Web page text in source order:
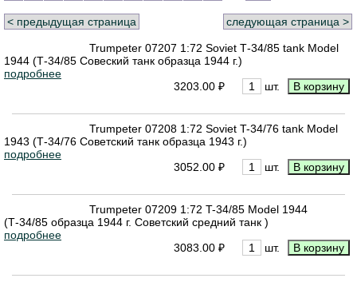
< предыдущая страница следующая страница >
Trumpeter 07207 1:72 Soviet Т-34/85 tank Model
1944 (Т-34/85 Совеский танк образца 1944 г.)
подробнее
3203.00 ₽
шт.
Trumpeter 07208 1:72 Soviet T-34/76 tank Model
1943 (Т-34/76 Советский танк образца 1943 г.)
подробнее
3052.00 ₽
шт.
Trumpeter 07209 1:72 T-34/85 Model 1944
(Т-34/85 образца 1944 г. Советский средний танк )
подробнее
3083.00 ₽
шт.